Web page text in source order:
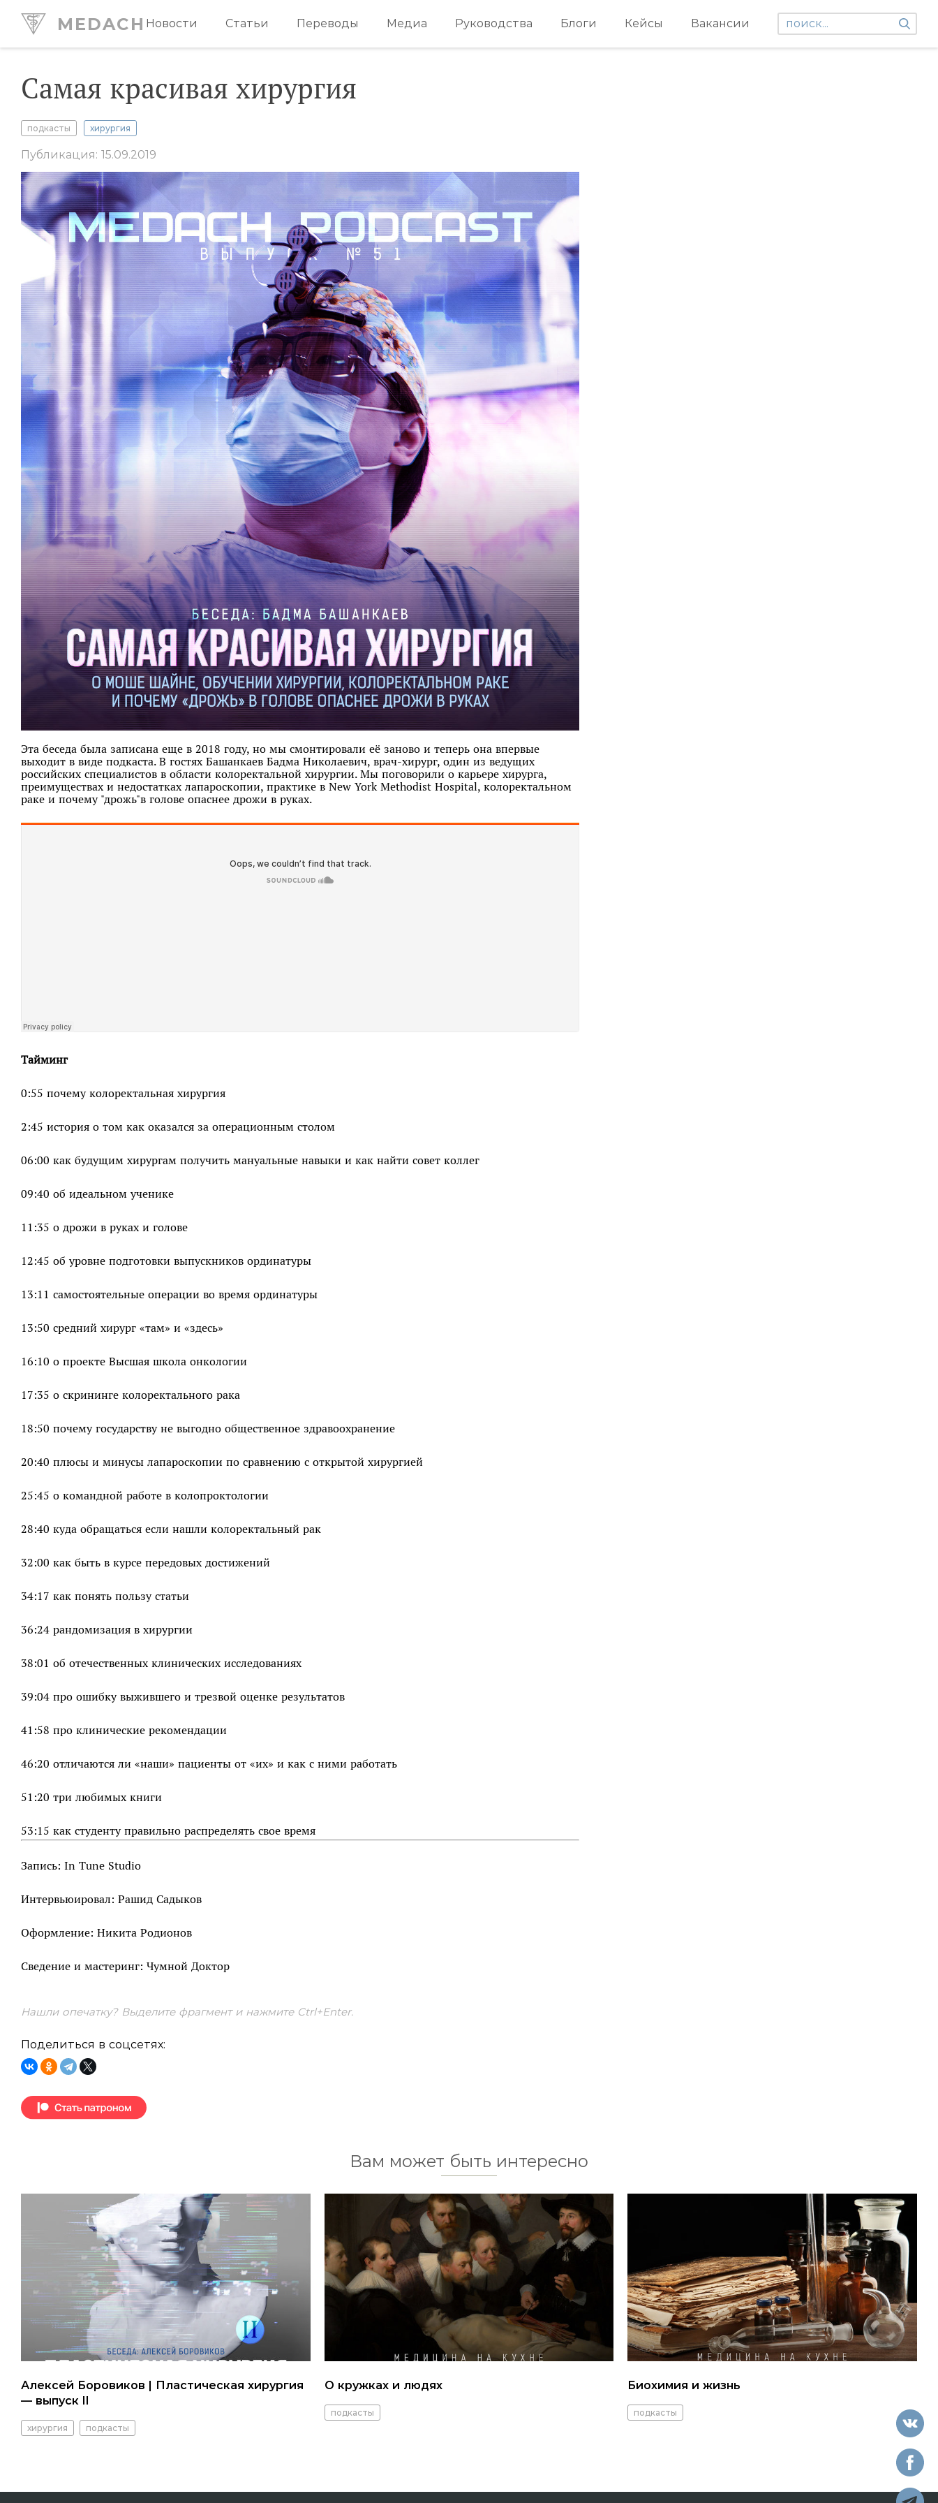
MEDACH Новости Статьи Переводы Медиа Руководства Блоги Кейсы Вакансии
Самая красивая хирургия
подкасты хирургия
Публикация: 15.09.2019
Эта беседа была записана еще в 2018 году, но мы смонтировали её заново и теперь она впервые
выходит в виде подкаста. В гостях Башанкаев Бадма Николаевич, врач-хирург, один из ведущих
российских специалистов в области колоректальной хирургии. Мы поговорили о карьере хирурга,
преимуществах и недостатках лапароскопии, практике в New York Methodist Hospital, колоректальном
раке и почему "дрожь"в голове опаснее дрожи в руках.
Тайминг
0:55 почему колоректальная хирургия
2:45 история о том как оказался за операционным столом
06:00 как будущим хирургам получить мануальные навыки и как найти совет коллег
09:40 об идеальном ученике
11:35 о дрожи в руках и голове
12:45 об уровне подготовки выпускников ординатуры
13:11 самостоятельные операции во время ординатуры
13:50 средний хирург «там» и «здесь»
16:10 о проекте Высшая школа онкологии
17:35 о скрининге колоректального рака
18:50 почему государству не выгодно общественное здравоохранение
20:40 плюсы и минусы лапароскопии по сравнению с открытой хирургией
25:45 о командной работе в колопроктологии
28:40 куда обращаться если нашли колоректальный рак
32:00 как быть в курсе передовых достижений
34:17 как понять пользу статьи
36:24 рандомизация в хирургии
38:01 об отечественных клинических исследованиях
39:04 про ошибку выжившего и трезвой оценке результатов
41:58 про клинические рекомендации
46:20 отличаются ли «наши» пациенты от «их» и как с ними работать
51:20 три любимых книги
53:15 как студенту правильно распределять свое время
Запись: In Tune Studio
Интервьюировал: Рашид Садыков
Оформление: Никита Родионов
Сведение и мастеринг: Чумной Доктор
Нашли опечатку? Выделите фрагмент и нажмите Ctrl+Enter.
Поделиться в соцсетях:
Вам может быть интересно
Алексей Боровиков | Пластическая хирургия
— выпуск II
хирургия подкасты
О кружках и людях
подкасты
Биохимия и жизнь
подкасты